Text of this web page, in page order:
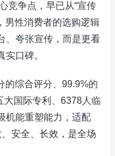
争点，早已从“宣传
男性消费者的选购逻辑
、夸张宣传，而是更看
口碑。
综合评分、99.9%的
大国际专利、6378人临
机能重塑能力，适配
安全、长效，是全场